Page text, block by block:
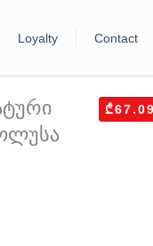
Loyalty Contact